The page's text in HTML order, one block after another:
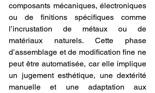
composants mécaniques, électroniques
ou de finitions spécifiques comme
l’incrustation de métaux ou de
matériaux naturels. Cette phase
d’assemblage et de modification fine ne
peut être automatisée, car elle implique
un jugement esthétique, une dextérité
manuelle et une adaptation aux